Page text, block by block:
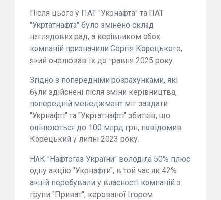
Після цього у ПАТ "Укрнафта" та ПАТ
"Укртатнафта" було змінено склад
наглядових рад, а керівником обох
компаній призначили Сергія Корецького,
який очолював їх до травня 2025 року.
Згідно з попередніми розрахунками, які
були здійснені після зміни керівництва,
попередній менеджмент міг завдати
"Укрнафті" та "Укртатнафті" збитків, що
оцінюються до 100 млрд грн, повідомив
Корецький у липні 2023 року.
НАК "Нафтогаз України" володіла 50% плюс
одну акцію "Укрнафти", в той час як 42%
акцій перебували у власності компаній з
групи "Приват", керованої Ігорем